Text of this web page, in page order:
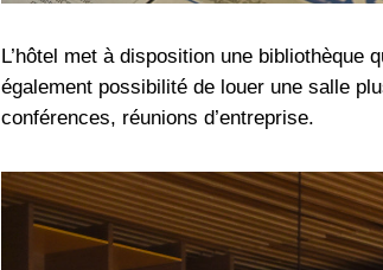
L’hôtel met à disposition une bibliothèque
également possibilité de louer une salle
conférences, réunions d’entreprise.